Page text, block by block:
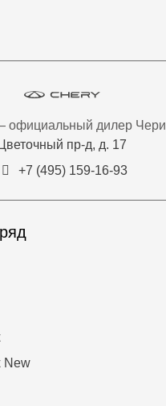
официальный дилер Чери
Цветочный пр-д, д. 17
+7 (495) 159-16-93
New